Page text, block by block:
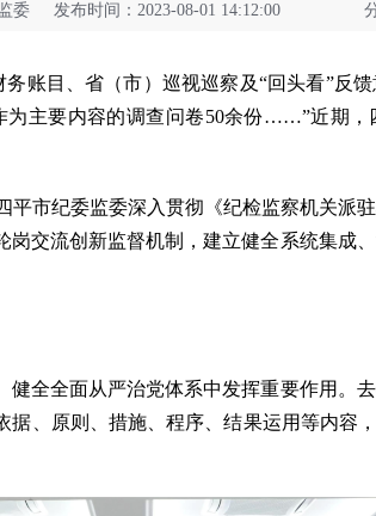
委 发布时间：2023-08-01 14:12:00
目、省（市）巡视巡察及“回头看”反馈
为主要内容的调查问卷50余份……”近期
纪委监委深入贯彻《纪检监察机关派
交流创新监督机制，建立健全系统集成
全面从严治党体系中发挥重要作用。
、原则、措施、程序、结果运用等内容